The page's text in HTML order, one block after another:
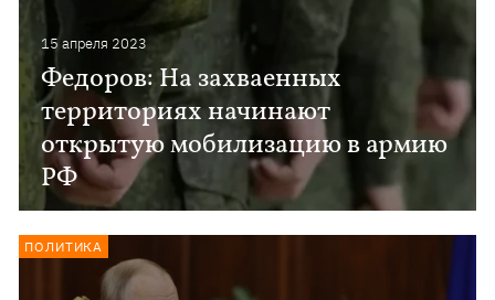
15 апреля 2023
Федоров: На захваенных
территориях начинают
открытую мобилизацию в армию
РФ
ПОЛИТИКА